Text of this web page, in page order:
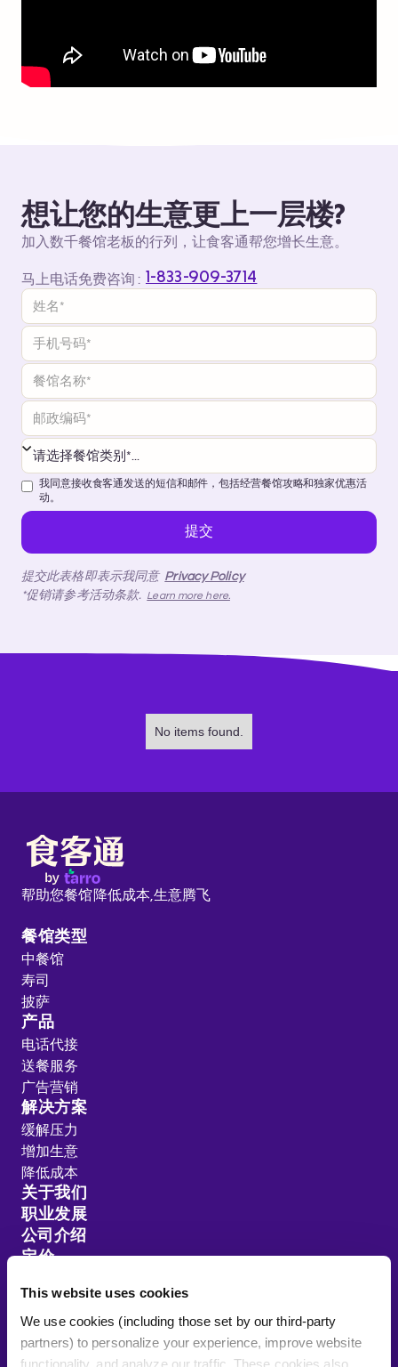
This website uses cookies
We use cookies (including those set by our third-party
partners) to personalize your experience, improve website
functionality, and analyze our traffic. These cookies also
想让您的生意更上一层楼?
加入数千餐馆老板的行列，让食客通帮您增长生意。
马上电话免费咨询 : 1-833-909-3714
我同意接收食客通发送的短信和邮件，包括经营餐馆攻略和独家优惠活
动。
提交此表格即表示我同意 Privacy Policy
*促销请参考活动条款. Learn more here.
No items found.
帮助您餐馆降低成本,生意腾飞
餐馆类型
中餐馆
寿司
披萨
产品
电话代接
送餐服务
广告营销
解决方案
缓解压力
增加生意
降低成本
关于我们
职业发展
公司介绍
定价
资源分享
网站地图